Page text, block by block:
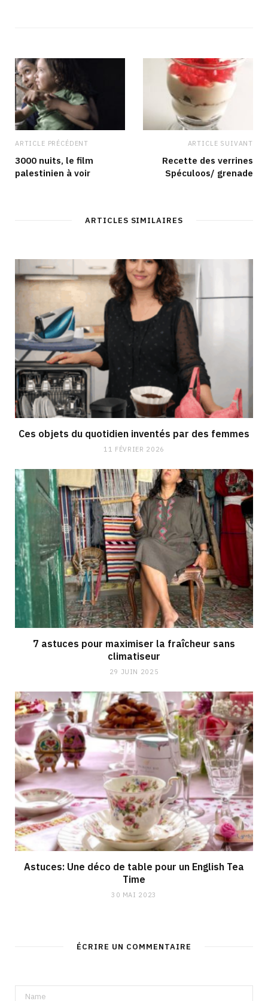
ARTICLE PRÉCÉDENT
3000 nuits, le film
palestinien à voir
ARTICLE SUIVANT
Recette des verrines
Spéculoos/ grenade
ARTICLES SIMILAIRES
Ces objets du quotidien inventés par des femmes
11 FÉVRIER 2026
7 astuces pour maximiser la fraîcheur sans
climatiseur
29 JUIN 2025
Astuces: Une déco de table pour un English Tea
Time
30 MAI 2023
ÉCRIRE UN COMMENTAIRE